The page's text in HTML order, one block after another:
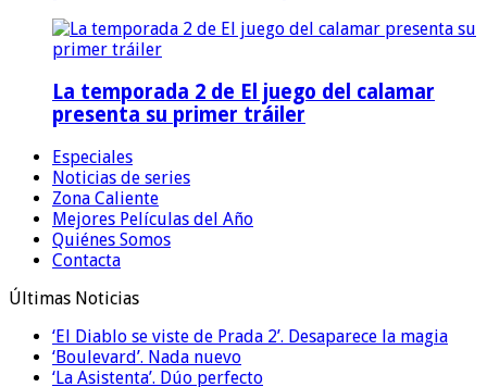
La temporada 2 de El juego del calamar
presenta su primer tráiler
Especiales
Noticias de series
Zona Caliente
Mejores Películas del Año
Quiénes Somos
Contacta
Últimas Noticias
‘El Diablo se viste de Prada 2’. Desaparece la magia
‘Boulevard’. Nada nuevo
‘La Asistenta’. Dúo perfecto